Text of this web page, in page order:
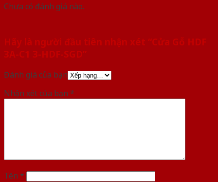
Chưa có đánh giá nào.
Hãy là người đầu tiên nhận xét “Cửa Gỗ HDF
3A-C1 3-HDF-SGD”
Đánh giá của bạn
Nhận xét của bạn *
Tên *